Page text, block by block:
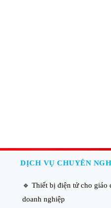
DỊCH VỤ CHUYÊN
🔹 Thiết bị điện tử cho giáo
doanh nghiệp